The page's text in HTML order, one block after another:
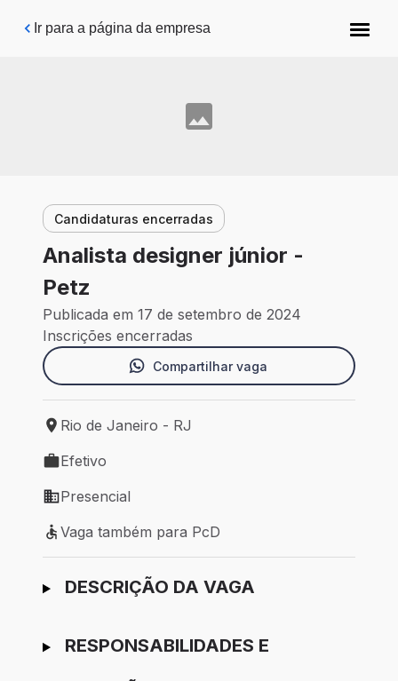
Pular para o conteúdo principal
Ir para a página da empresa
Candidaturas encerradas
Analista designer júnior -
Petz
Publicada em 17 de setembro de 2024
Inscrições encerradas
Compartilhar vaga
Local de trabalho: Rio de Janeiro - RJ
Rio de Janeiro - RJ
Tipo de vaga: Efetivo
Efetivo
Modelo de trabalho: Presencial
Presencial
Vaga também para PcD
Vaga também para PcD
Ir para candidatura
DESCRIÇÃO DA VAGA
RESPONSABILIDADES E